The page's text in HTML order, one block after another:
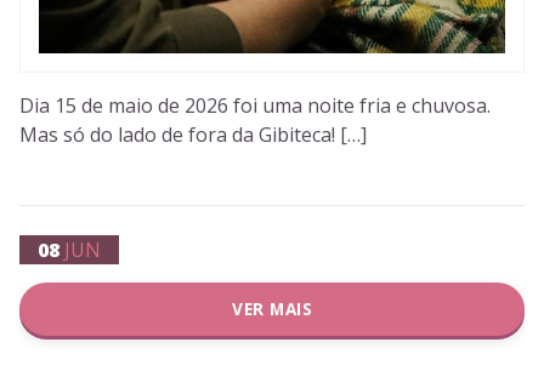
Dia 15 de maio de 2026 foi uma noite fria e chuvosa.
Mas só do lado de fora da Gibiteca! […]
08 JUN
VER MAIS